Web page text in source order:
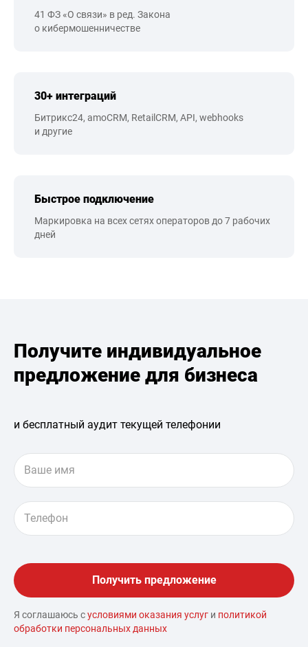
41 ФЗ «О связи» в ред. Закона
о кибермошенничестве
30+ интеграций
Битрикс24, amoCRM, RetailCRM, API, webhooks
и другие
Быстрое подключение
Маркировка на всех сетях операторов до 7 рабочих
дней
Получите индивидуальное
предложение для бизнеса
и бесплатный аудит текущей телефонии
Я соглашаюсь сусловиями оказания услуг и политикой
обработки персональных данных